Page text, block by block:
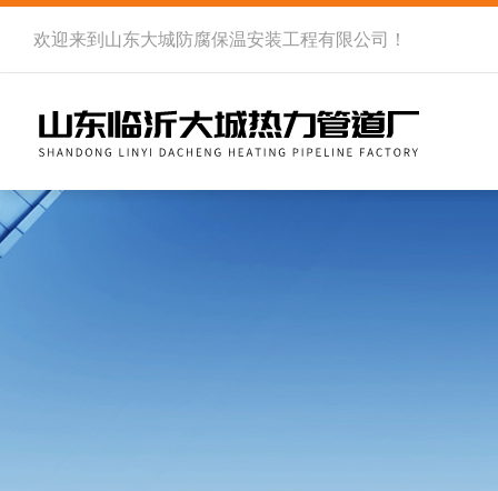
欢迎来到 山东大城防腐保温安装工程有限公司 ！